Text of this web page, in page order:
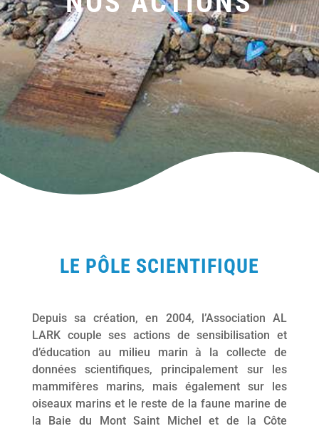
LE PÔLE SCIENTIFIQUE
Depuis sa création, en 2004, l’Association AL
LARK couple ses actions de sensibilisation et
d’éducation au milieu marin à la collecte de
données scientifiques, principalement sur les
mammifères marins, mais également sur les
oiseaux marins et le reste de la faune marine de
la Baie du Mont Saint Michel et de la Côte